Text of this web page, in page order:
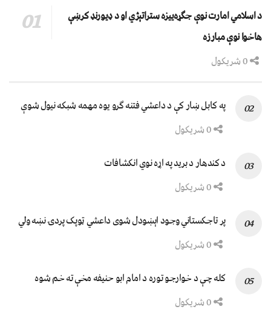
د اسلامي امارت نوې جګړه‌ییزه ستراتېژي او د ډیورنډ کرښې
هاخوا نوې مبارزه
په کابل ښار کې د داعشي فتنه ګرو يوه مهمه شبکه نيول شوې
د کندهار د برید په اړه نوي انکشافات
پر تاجکستاني وجود اېښودل شوی داعشي ټوپک پردۍ نښه ولي
کله چې د خوارجو توره د امام ابو حنیفه مخې ته خم شوه